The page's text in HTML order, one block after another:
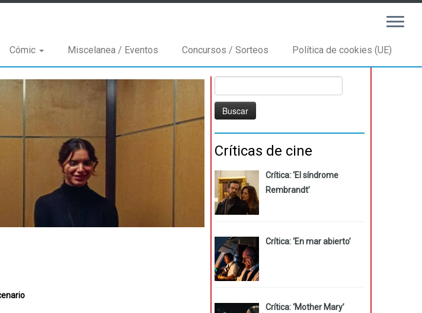
Cómic Miscelanea / Eventos Concursos / Sorteos Política de cookies (UE)
Críticas de cine
Crítica: ‘El síndrome
Rembrandt’
Crítica: ‘En mar abierto’
Crítica: ‘Mother Mary’